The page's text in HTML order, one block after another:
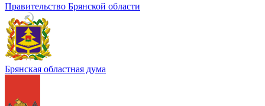
Правительство Брянской области
Брянская областная дума